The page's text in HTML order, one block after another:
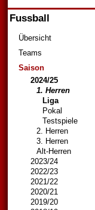
Fussball
Übersicht
Teams
Saison
2024/25
1. Herren
Liga
Pokal
Testspiele
2. Herren
3. Herren
Alt-Herren
2023/24
2022/23
2021/22
2020/21
2019/20